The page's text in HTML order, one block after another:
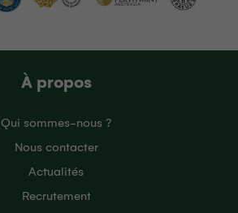
À propos
Qui sommes-nous ?
Nous contacter
Actualités
Recrutement